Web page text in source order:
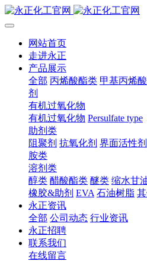
网站首页
走进永正
产品展示
全部 丙烯酸酯类 甲基丙烯
剂
有机过氧化物
有机过氧化物 Persulfate type
助剂类
阻聚剂 抗氧化剂 界面活性剂
胺类
溶剂类
醇类 醋酸酯类 醚类 缩水甘
橡胶&助剂 EVA 石油树脂
永正资讯
全部 公司动态 行业资讯
永正招聘
联系我们
在线留言